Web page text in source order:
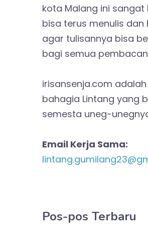
kota Malang ini sangat
bisa terus menulis dan
agar tulisannya bisa
bagi semua
irisansenja.com
bahagia Lintang yang
semesta uneg-
Email Kerja Sama:
Pos-pos Terbaru